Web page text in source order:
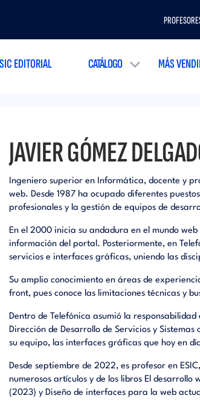
EDITORIAL CATÁLOGO MÁS
JAVIER GÓMEZ
Ingeniero superior en Informática, docente y
web. Desde 1987 ha ocupado diferentes
profesionales y la gestión de equipos de
En el 2000 inicia su andadura en el mundo
información del portal. Posteriormente, en
servicios e interfaces gráficas, uniendo las
Su amplio conocimiento en áreas de
front, pues conoce las limitaciones técnicas y
Dentro de Telefónica asumió la
Dirección de Desarrollo de Servicios y
su equipo, las interfaces gráficas que hoy en
Desde septiembre de 2022, es profesor en
numerosos artículos y de los libros El desarrollo
(2023) y Diseño de interfaces para la web